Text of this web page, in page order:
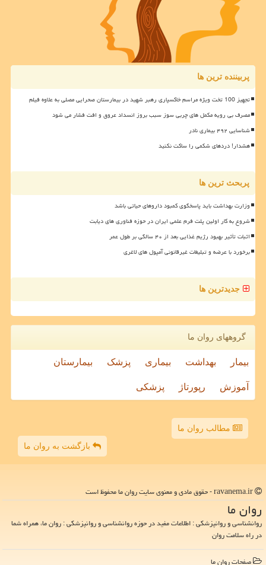
پربیننده ترین ها
تجهیز 100 تخت ویژه مراسم خاکسپاری رهبر شهید در بیمارستان صحرایی مصلی به علاوه فیلم
مصرف بی رویه مکمل های چربی سوز سبب بروز انسداد عروق و افت فشار می شود
شناسایی ۴۹۲ بیماری نادر
هشدار! دردهای شکمی را ساکت نکنید
پربحث ترین ها
وزارت بهداشت باید پاسخگوی کمبود داروهای حیاتی باشد
شروع به کار اولین پلت فرم علمی ایران در حوزه فناوری های دیابت
اثبات تأثیر بهبود رژیم غذایی بعد از ۴۰ سالگی بر طول عمر
برخورد با عرضه و تبلیغات غیرقانونی آمپول های لاغری
جدیدترین ها
گروههای روان ما
بیمار بهداشت بیماری پزشک بیمارستان
آموزش رپورتاژ پزشکی
مطالب روان ما
بازگشت به روان ما
روان ما
روانشناسی و روانپزشکی : اطلاعات مفید در حوزه روانشناسی و روانپزشکی : روان ما، همراه شما
در راه سلامت روان
صفحات روان ما